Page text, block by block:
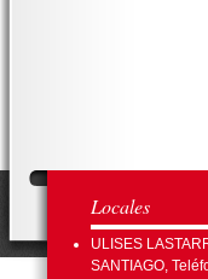
Locales
ULISES
SANTIAGO,